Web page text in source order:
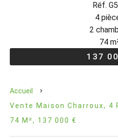
Réf.
4
2
74
137
Accueil
Vente Maison Charroux, 4
74 M², 137 000 €